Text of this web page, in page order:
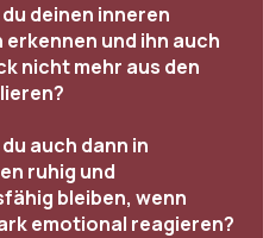
deinen inneren
und ihn auch
nicht mehr aus den
auch dann in
ruhig und
bleiben, wenn
emotional reagieren?